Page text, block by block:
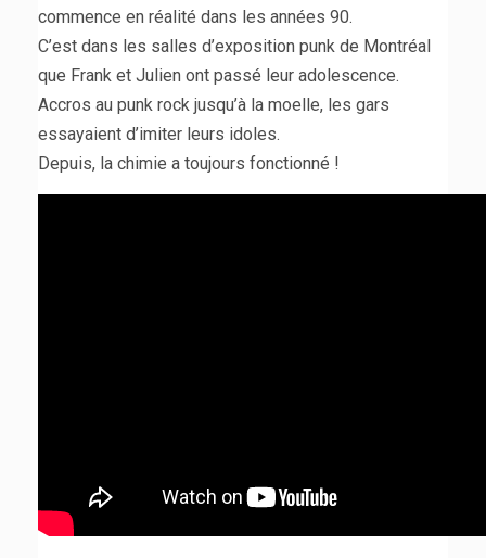
commence en réalité dans les années 90.
C’est dans les salles d’exposition punk de Montréal
que Frank et Julien ont passé leur adolescence.
Accros au punk rock jusqu’à la moelle, les gars
essayaient d’imiter leurs idoles.
Depuis, la chimie a toujours fonctionné !